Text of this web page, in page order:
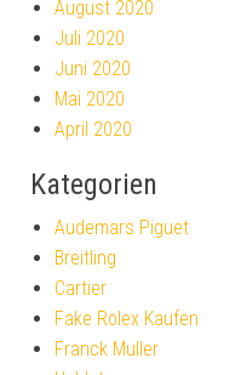
August 2020
Juli 2020
Juni 2020
Mai 2020
April 2020
Kategorien
Audemars Piguet
Breitling
Cartier
Fake Rolex Kaufen
Franck Muller